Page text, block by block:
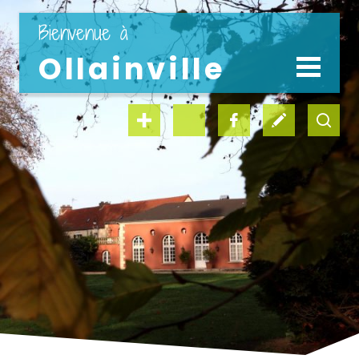
Bienvenue à
Ollainville
LA VILLELA MAIRIE
Coordonnées et horaires
Le conseil municipal
Les commissions
Tarifs communaux
Expression politique
Les délégations
Offre d’emploi
Les services municipaux
" en 1 clic "
médiathèque
kiosque famille offres d’emploi